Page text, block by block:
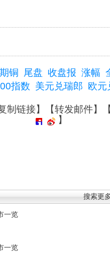
铜 尾盘 收盘报 涨幅
指数 美元兑瑞郎 欧元
制链接】【转发邮件】
】
搜索更
一览
一览